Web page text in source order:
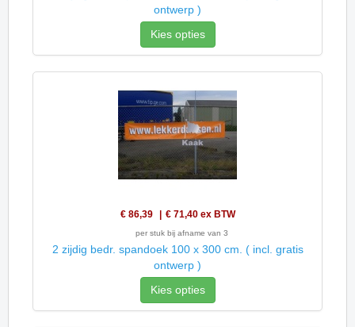
ontwerp )
Kies opties
€ 86,39 € 71,40 ex BTW
per stuk bij afname van 3
2 zijdig bedr. spandoek 100 x 300 cm. ( incl. gratis
ontwerp )
Kies opties